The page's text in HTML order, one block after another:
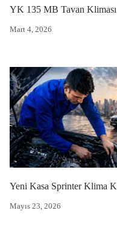
Mart 4, 2026
YK 135 MB Tavan Kliması
Mayıs 23, 2026